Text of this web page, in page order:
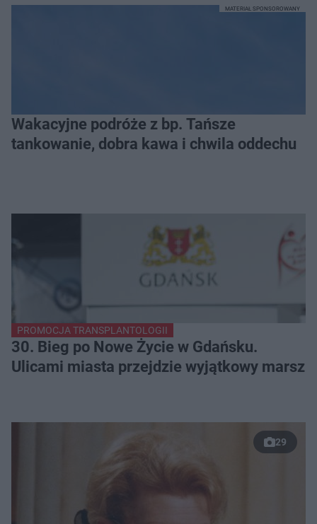
Wakacyjne podróże z bp. Tańsze
tankowanie, dobra kawa i chwila oddechu
MATERIAŁ SPONSOROWANY
PROMOCJA TRANSPLANTOLOGII
30. Bieg po Nowe Życie w Gdańsku.
Ulicami miasta przejdzie wyjątkowy marsz
29